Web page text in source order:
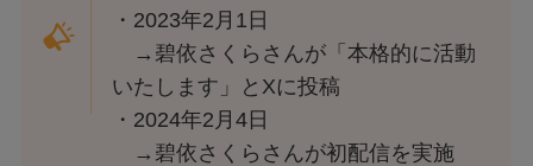
・2023年2月1日
→碧依さくらさんが「本格的に活動
いたします」とXに投稿
・2024年2月4日
→碧依さくらさんが初配信を実施